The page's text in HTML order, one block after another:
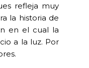
refleja muy
la historia de
en el cual la
a la luz. Por